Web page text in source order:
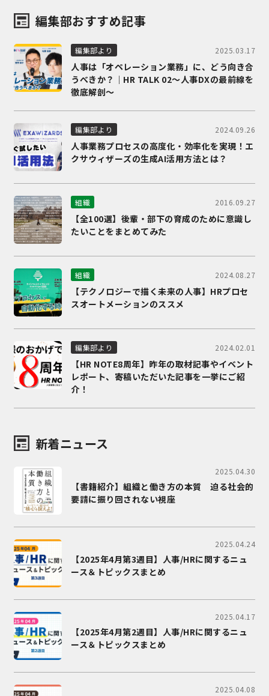
編集部おすすめ記事
編集部より 2025.03.17
人事は「オペレーション業務」に、どう向き合
うべきか？｜HR TALK 02～人事DXの最前線を
徹底解剖～
編集部より 2024.09.26
人事業務プロセスの高度化・効率化を実現！エ
クサウィザーズの生成AI活用方法とは？
組織 2016.09.27
【全100選】後輩・部下の育成のために意識し
たいことをまとめてみた
組織 2024.08.27
【テクノロジーで描く未来の人事】HRプロセ
スオートメーションのススメ
編集部より 2024.02.01
【HR NOTE8周年】昨年の取材記事やイベント
レポート、寄稿いただいた記事を一挙にご紹
介！
新着ニュース
2025.04.30
【書籍紹介】組織と働き方の本質 迫る社会的
要請に振り回されない視座
2025.04.24
【2025年4月第3週目】人事/HRに関するニュ
ース＆トピックスまとめ
2025.04.17
【2025年4月第2週目】人事/HRに関するニュ
ース＆トピックスまとめ
2025.04.08